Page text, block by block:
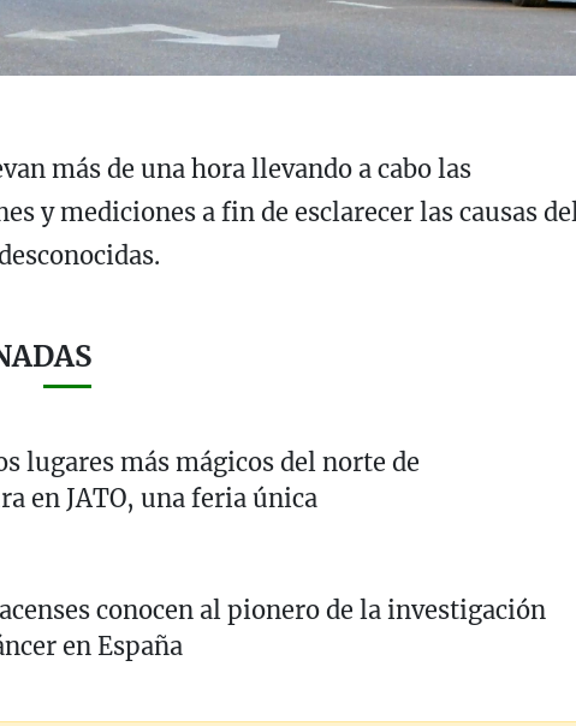
más de una hora llevando a cabo las
y mediciones a fin de esclarecer las causas del
lugares más mágicos del norte de
en JATO, una feria única
conocen al pionero de la investigación
en España